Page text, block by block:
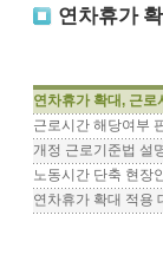
연차휴가
연차휴가 확대, 근
근로시간 해당여부
개정 근로기준법 설
노동시간 단축 현장
연차휴가 확대 적용